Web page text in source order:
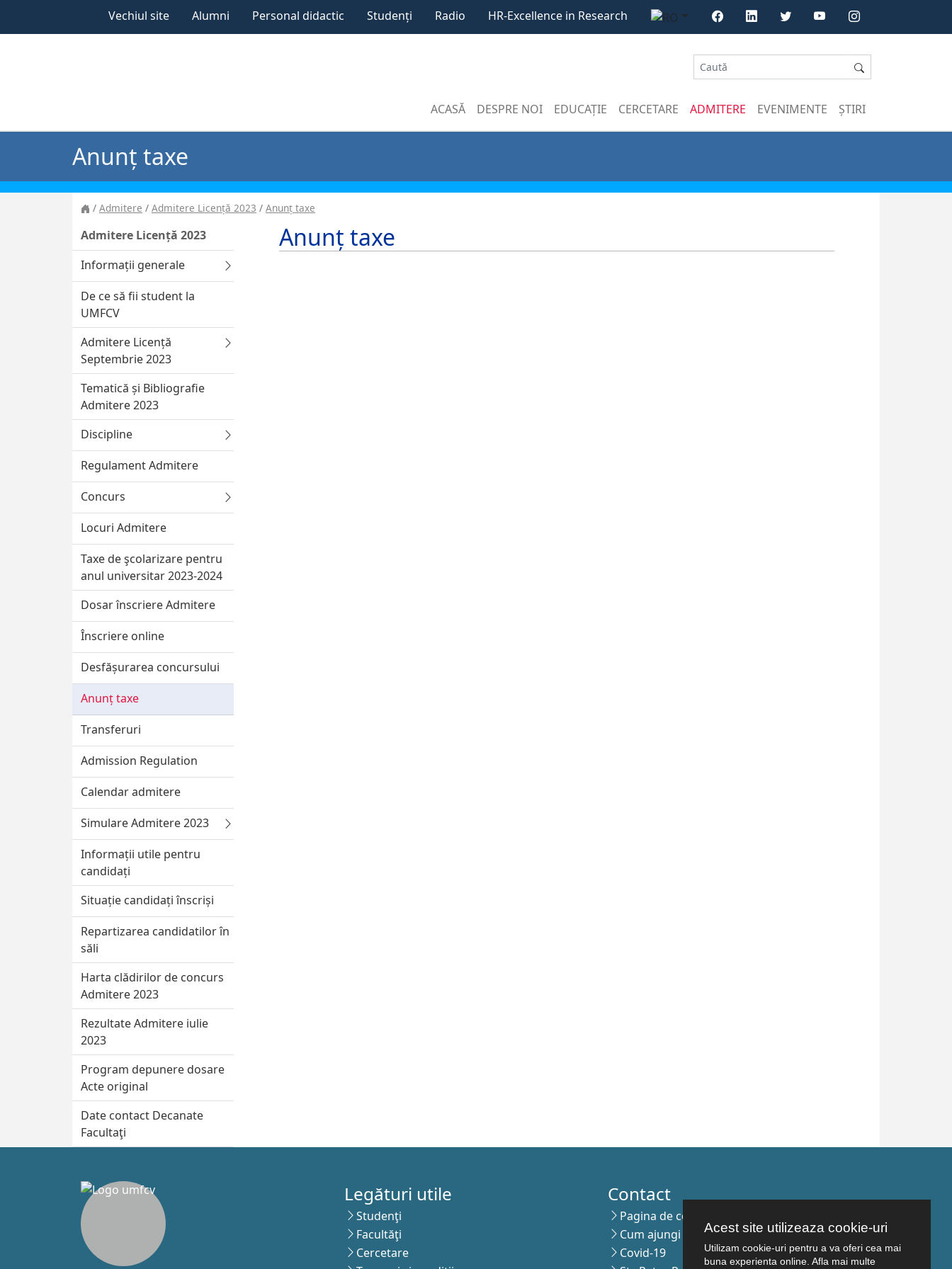
Acest site utilizeaza cookie-uri
Utilizam cookie-uri pentru a va oferi cea mai
buna experienta online. Afla mai multe
Vechiul site Alumni Personal didactic Studenți Radio HR-Excellence in Research
ACASĂ DESPRE NOI EDUCAȚIE CERCETARE ADMITERE EVENIMENTE ȘTIRI
Anunț taxe
Admitere Admitere Licență 2023 Anunț taxe
Admitere Licență 2023
Informații generale
De ce să fii student la
UMFCV
Admitere Licență
Septembrie 2023
Tematică și Bibliografie
Admitere 2023
Discipline
Regulament Admitere
Concurs
Locuri Admitere
Taxe de şcolarizare pentru
anul universitar 2023-2024
Dosar înscriere Admitere
Înscriere online
Desfășurarea concursului
Anunț taxe
Transferuri
Admission Regulation
Calendar admitere
Simulare Admitere 2023
Informații utile pentru
candidați
Situație candidați înscriși
Repartizarea candidatilor în
săli
Harta clădirilor de concurs
Admitere 2023
Rezultate Admitere iulie
2023
Program depunere dosare
Acte original
Date contact Decanate
Facultaţi
Anunț taxe
Legături utile
Studenţi
Facultăţi
Cercetare
Contact
Pagina de contact
Cum ajungi aici
Covid-19